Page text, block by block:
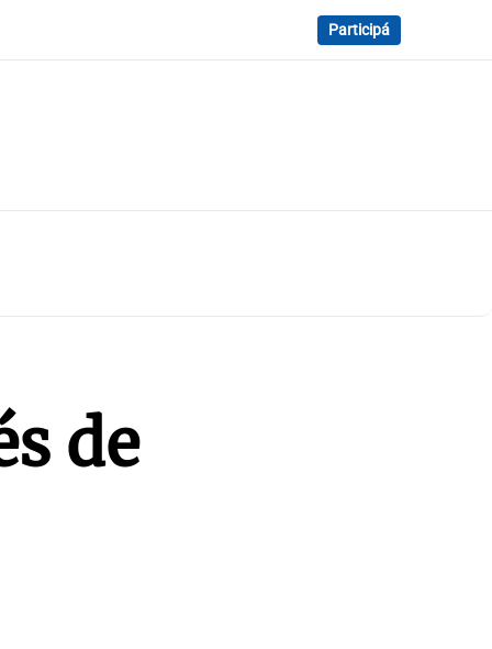
Participá
de